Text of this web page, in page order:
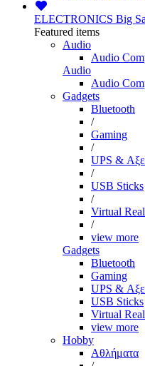
ELECTRONICS Big
Featured items
Audio
Audio
Audio
Audio
Gadgets
Bluetooth
/
Gaming
/
UPS &
/
USB Sticks
/
Virtual
/
view more
Gadgets
Bluetooth
Gaming
UPS &
USB Sticks
Virtual
view more
Hobby
Αθλήματα